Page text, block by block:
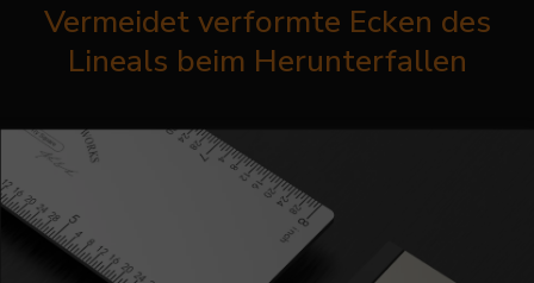
Vermeidet verformte Ecken des
Lineals beim Herunterfallen